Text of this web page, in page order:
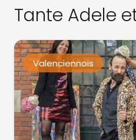
Tante Adele
Valenciennois